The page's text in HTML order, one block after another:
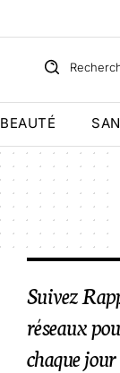
BEAUTÉ
Suivez
réseaux
chaque